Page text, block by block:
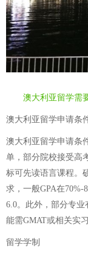
澳大利亚留学需
澳大利亚留学申请条
澳大利亚留学申请条
单，部分院校接受高
标可先读语言课程。
求，一般GPA在
6.0。此外，部分专
能需GMAT或相关实习
留学学制